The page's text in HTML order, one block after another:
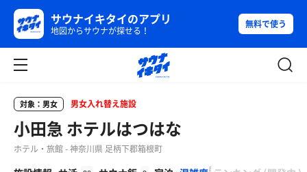
サウナイキタイのアプリ
地図からサウナが探せる！
無料で使う
対象：男女 男女入れ替え施設
小田急 ホテルはつはな
ホテル・旅館 - 神奈川県 足柄下郡箱根町
β